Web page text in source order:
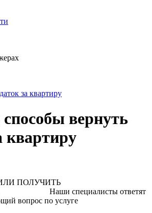
за квартиру
вернуть
квартиру
ИЛИ ПОЛУЧИТЬ
Наши специалисты ответят
вопрос по услуге